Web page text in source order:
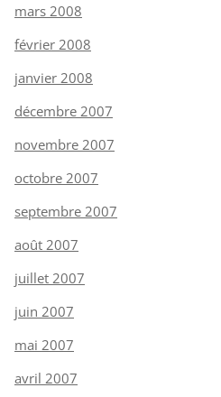
mars 2008
février 2008
janvier 2008
décembre 2007
novembre 2007
octobre 2007
septembre 2007
août 2007
juillet 2007
juin 2007
mai 2007
avril 2007